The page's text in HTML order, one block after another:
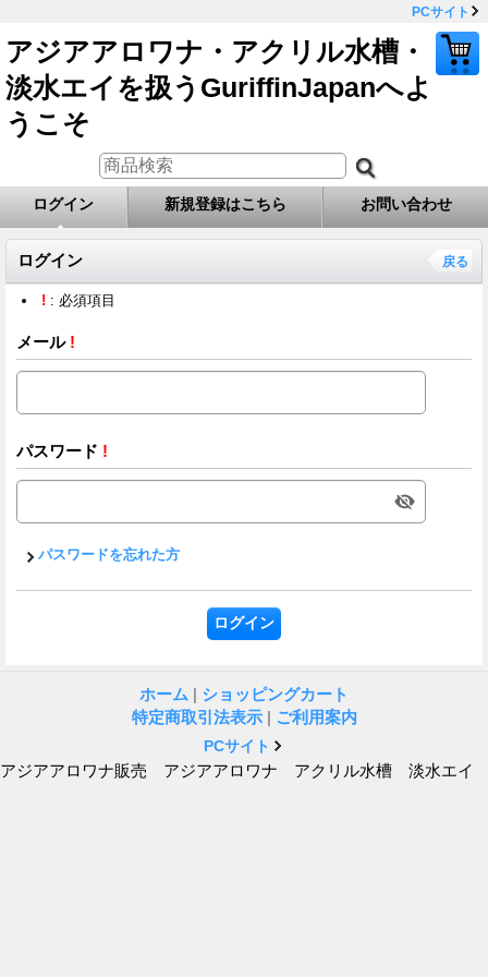
PCサイト
アジアアロワナ・アクリル水槽・
淡水エイを扱うGuriffinJapanへよ
うこそ
ログイン 新規登録はこちら お問い合わせ
ログイン 戻る
! : 必須項目
メール !
パスワード !
パスワードを忘れた方
ホーム | ショッピングカート
特定商取引法表示 | ご利用案内
PCサイト
アジアアロワナ販売 アジアアロワナ アクリル水槽 淡水エイ